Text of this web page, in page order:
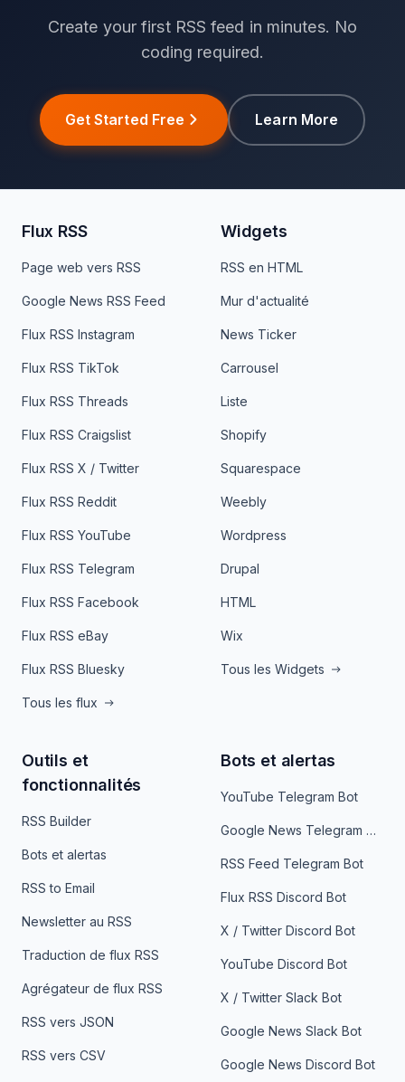
Create your first RSS feed in minutes. No
coding required.
Get Started Free Learn More
Flux RSS
Page web vers RSS
Google News RSS Feed
Flux RSS Instagram
Flux RSS TikTok
Flux RSS Threads
Flux RSS Craigslist
Flux RSS X / Twitter
Flux RSS Reddit
Flux RSS YouTube
Flux RSS Telegram
Flux RSS Facebook
Flux RSS eBay
Flux RSS Bluesky
Tous les flux
Widgets
RSS en HTML
Mur d'actualité
News Ticker
Carrousel
Liste
Shopify
Squarespace
Weebly
Wordpress
Drupal
HTML
Wix
Tous les Widgets
Outils et
fonctionnalités
RSS Builder
Bots et alertas
RSS to Email
Newsletter au RSS
Traduction de flux RSS
Agrégateur de flux RSS
RSS vers JSON
RSS vers CSV
Bots et alertas
YouTube Telegram Bot
Google News Telegram Bot
RSS Feed Telegram Bot
Flux RSS Discord Bot
X / Twitter Discord Bot
YouTube Discord Bot
X / Twitter Slack Bot
Google News Slack Bot
Google News Discord Bot